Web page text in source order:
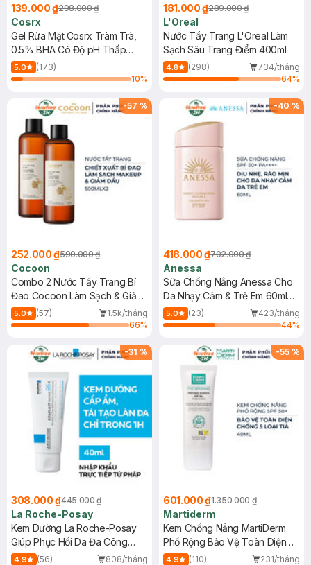
139.000 ₫298.000 ₫
Cosrx
Gel Rửa Mặt Cosrx Tràm Trà,
0.5% BHA Có Độ pH Thấp
150ml
5.0
(173)
10%
181.000 ₫289.000 ₫
L'Oreal
Nước Tẩy Trang L'Oreal Làm
Sạch Sâu Trang Điểm 400ml
4.8 (298)
734/tháng
64%
-57 %
252.000 ₫590.000 ₫
Cocoon
Combo 2 Nước Tẩy Trang Bí
Đao Cocoon Làm Sạch & Giảm
Dầu 500ml
5.0 (57)
1.5k/tháng
66%
-40 %
418.000 ₫702.000 ₫
Anessa
Sữa Chống Nắng Anessa Cho
Da Nhạy Cảm & Trẻ Em 60ml
(Mới)
5.0 (23)
423/tháng
44%
-31 %
308.000 ₫445.000 ₫
La Roche-Posay
Kem Dưỡng La Roche-Posay
Giúp Phục Hồi Da Đa Công
Dụng 40ml
4.9 (56)
808/tháng
-55 %
601.000 ₫1.350.000 ₫
Martiderm
Kem Chống Nắng MartiDerm
Phổ Rộng Bảo Vệ Toàn Diện
40ml
4.9 (110)
231/tháng